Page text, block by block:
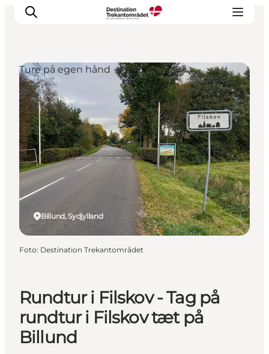
LEGOLAND® Billund Resort
Byer
Det sker
Overnatning
Planlæg din rejse
Køb
Rundtur i Filskov - Tag på
rundtur i Filskov tæt på
Billund
Billund, Sydjylland
Ture på egen hånd
Foto: Destination Trekantområdet